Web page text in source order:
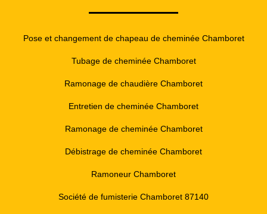
Pose et changement de chapeau de cheminée Chamboret
Tubage de cheminée Chamboret
Ramonage de chaudière Chamboret
Entretien de cheminée Chamboret
Ramonage de cheminée Chamboret
Débistrage de cheminée Chamboret
Ramoneur Chamboret
Société de fumisterie Chamboret 87140